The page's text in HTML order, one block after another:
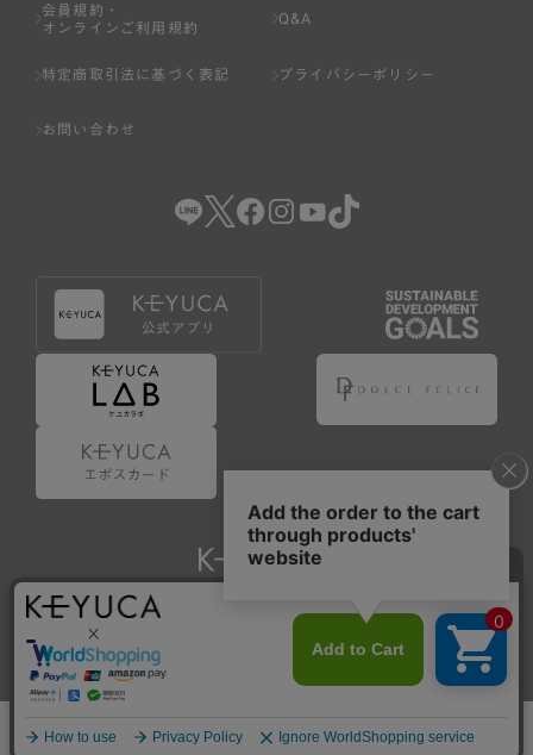
会員規約・
オンラインご利用規約
Q&A
特定商取引法に基づく表記 プライバシーポリシー
お問い合わせ
Copyright © KAWAJUN Co., Ltd. All Rights Reserved.